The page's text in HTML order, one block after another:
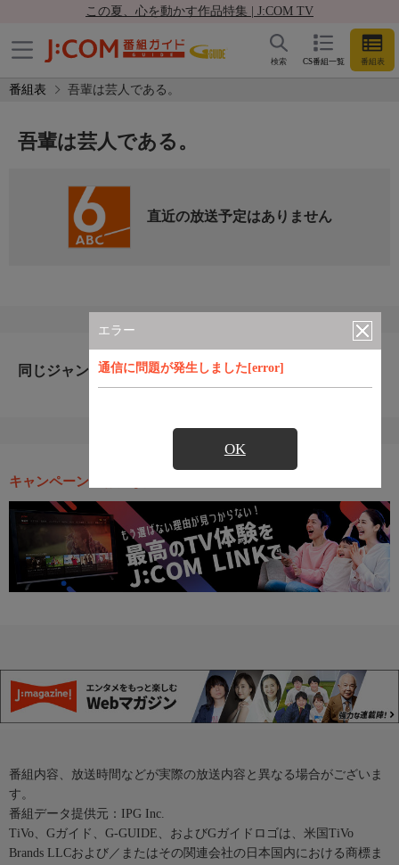
この夏、心を動かす作品特集 | J:COM TV
CS番組一覧 番組表
検索
番組表 吾輩は芸人である。
エラー
通信に問題が発生しました[error]
OK
吾輩は芸人である。
直近の放送予定はありません
同じジャンルのおすすめ番組
キャンペーン・お得な情報
番組内容、放送時間などが実際の放送内容と異なる場合がございま
す。
番組データ提供元：IPG Inc.
TiVo、Gガイド、G-GUIDE、およびGガイドロゴは、米国TiVo
Brands LLCおよび／またはその関連会社の日本国内における商標ま